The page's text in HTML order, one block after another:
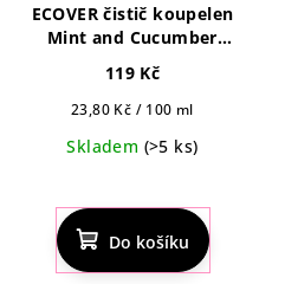
ECOVER čistič koupelen
Mint and Cucumber
500ml
119 Kč
Měrná
23,80 Kč / 100 ml
Skladem (>5 ks)
Do košíku